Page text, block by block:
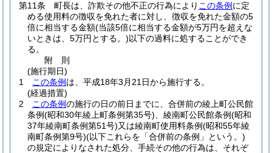
第11条
町長は、詐欺その他不正の行為により この条例 に定
める使用料の徴収を免れた者に対し、徴収を免れた金額の5
倍に相当する金額(当該5倍に相当する金額が5万円を超えな
いときは、5万円とする。)以下の過料に処することができ
る。
附 則
(施行期日)
1
この条例 は、平成18年3月21日から施行する。
(経過措置)
2
この条例の施行の日の前日までに、合併前の綾上町公民館
条例(昭和30年綾上町条例第35号) 、綾南町公民館条例(昭和
37年綾南町条例第51号)又は綾南町使用料条例(昭和55年綾
南町条例第9号)(以下これらを「合併前の条例」という。)
の規定によりなされた処分、手続その他の行為は、それぞ